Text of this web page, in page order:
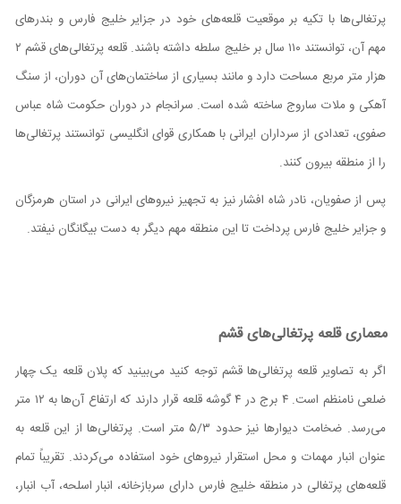
پرتغالی‌ها با تکیه بر موقعیت قلعه‌های خود در جزایر خلیج فارس و بندر‌های
مهم آن، توانستند ۱۱۰ سال بر خلیج سلطه داشته باشند. قلعه پرتغالی‌های قشم ۲
هزار متر مربع مساحت دارد و مانند بسیاری از ساختمان‌های آن دوران، از سنگ
آهکی و ملات ساروج ساخته شده است. سرانجام در دوران حکومت شاه عباس
صفوی، تعدادی از سرداران ایرانی با همکاری قوای انگلیسی توانستند پرتغالی‌ها
را از منطقه بیرون کنند.
پس از صفویان، نادر شاه افشار نیز به تجهیز نیروهای ایرانی در استان هرمزگان
و جزایر خلیج فارس پرداخت تا این منطقه مهم دیگر به دست بیگانگان نیفتد.
معماری قلعه پرتغالی‌های قشم
اگر به تصاویر قلعه پرتغالی‌ها قشم توجه کنید می‌بینید که پلان قلعه یک چهار
ضلعی نامنظم است. ۴ برج در ۴ گوشه قلعه قرار دارند که ارتفاع آن‌ها به ۱۲ متر
می‌رسد. ضخامت دیوار‌ها نیز حدود ۳
/ ۵ متر است. پرتغالی‌ها از این قلعه به
عنوان انبار مهمات و محل استقرار نیرو‌های خود استفاده می‌کردند. تقریباً تمام
قلعه‌های پرتغالی در منطقه خلیج فارس دارای سربازخانه، انبار اسلحه، آب انبار،